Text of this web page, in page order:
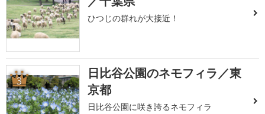
ひつじの群れが大接近！
3
日比谷公園のネモフィラ／東
京都
日比谷公園に咲き誇るネモフィラ